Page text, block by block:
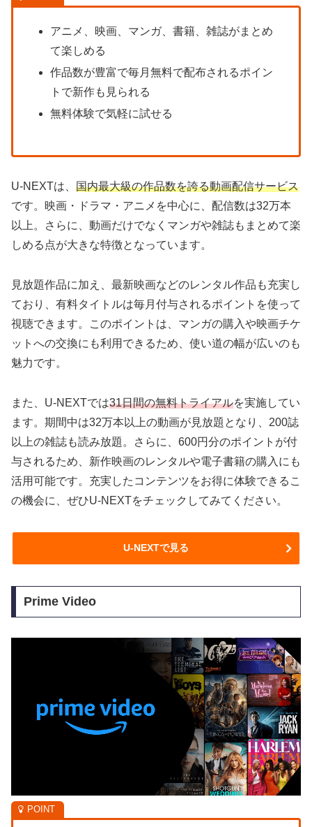
アニメ、映画、マンガ、書籍、雑誌がまとめ
て楽しめる
作品数が豊富で毎月無料で配布されるポイン
トで新作も見られる
無料体験で気軽に試せる
U-NEXTは、 国内最大級の作品数を誇る動画配信サービス
です。映画・ドラマ・アニメを中心に、配信数は32万本
以上。さらに、動画だけでなくマンガや雑誌もまとめて楽
しめる点が大きな特徴となっています。
見放題作品に加え、最新映画などのレンタル作品も充実し
ており、有料タイトルは毎月付与されるポイントを使って
視聴できます。このポイントは、マンガの購入や映画チケ
ットへの交換にも利用できるため、使い道の幅が広いのも
魅力です。
また、U-NEXTでは31日間の無料トライアルを実施してい
ます。期間中は32万本以上の動画が見放題となり、200誌
以上の雑誌も読み放題。さらに、600円分のポイントが付
与されるため、新作映画のレンタルや電子書籍の購入にも
活用可能です。充実したコンテンツをお得に体験できるこ
の機会に、ぜひU-NEXTをチェックしてみてください。
U-NEXTで見る
Prime Video